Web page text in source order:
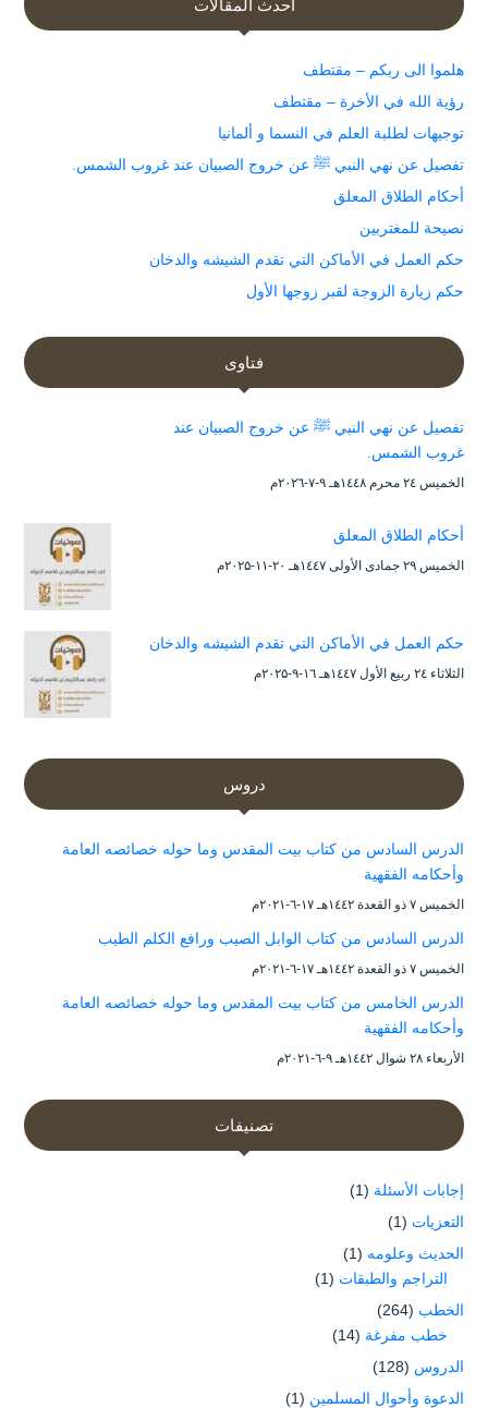
أحدث المقالات
هلموا الى ربكم – مقتطف
رؤية الله في الأخرة – مقتطف
توجيهات لطلبة العلم في النسما و ألمانيا
تفصيل عن نهي النبي ﷺ عن خروج الصبيان عند غروب الشمس.
أحكام الطلاق المعلق
نصيحة للمغتربين
حكم العمل في الأماكن التي تقدم الشيشه والدخان
حكم زيارة الزوجة لقبر زوجها الأول
فتاوى
تفصيل عن نهي النبي ﷺ عن خروج الصبيان عند
غروب الشمس.
الخميس ۲٤ محرم ۱٤٤۸هـ ۹-۷-۲۰۲٦م
أحكام الطلاق المعلق
الخميس ۲۹ جمادى الأولى ۱٤٤۷هـ ۲۰-۱۱-۲۰۲۵م
حكم العمل في الأماكن التي تقدم الشيشه والدخان
الثلاثاء ۲٤ ربيع الأول ۱٤٤۷هـ ۱٦-۹-۲۰۲۵م
دروس
الدرس السادس من كتاب بيت المقدس وما حوله خصائصه العامة
وأحكامه الفقهية
الخميس ۷ ذو القعدة ۱٤٤۲هـ ۱۷-٦-۲۰۲۱م
الدرس السادس من كتاب الوابل الصيب ورافع الكلم الطيب
الخميس ۷ ذو القعدة ۱٤٤۲هـ ۱۷-٦-۲۰۲۱م
الدرس الخامس من كتاب بيت المقدس وما حوله خصائصه العامة
وأحكامه الفقهية
الأربعاء ۲۸ شوال ۱٤٤۲هـ ۹-٦-۲۰۲۱م
تصنيفات
إجابات الأسئلة (1)
التعزيات (1)
الحديث وعلومه (1)
التراجم والطبقات (1)
الخطب (264)
خطب مفرغة (14)
الدروس (128)
الدعوة وأحوال المسلمين (1)